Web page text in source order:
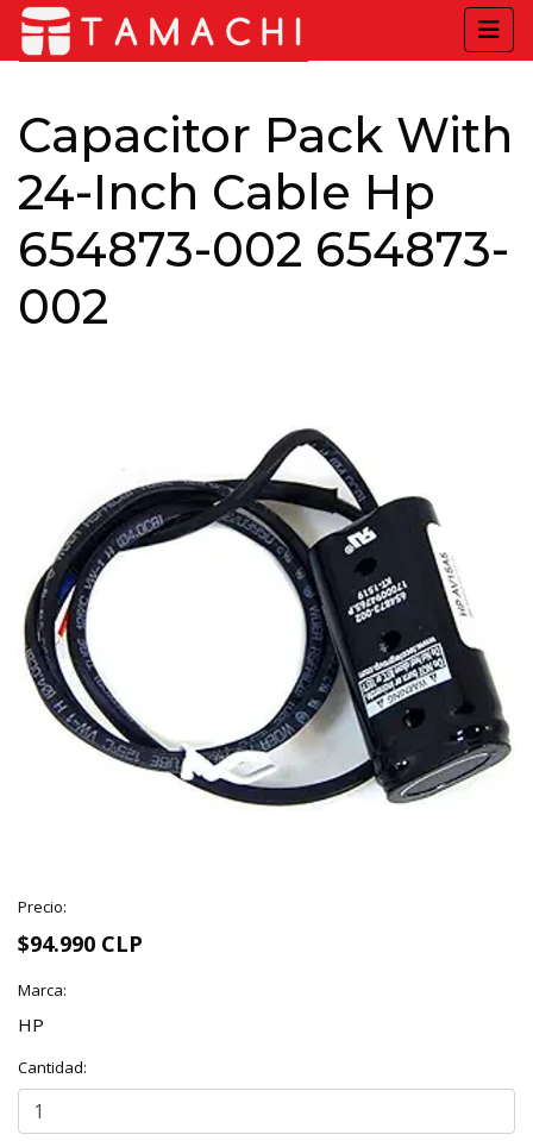
Capacitor Pack With
24-Inch Cable Hp
654873-002 654873-
002
Precio:
$94.990 CLP
Marca:
HP
Cantidad: